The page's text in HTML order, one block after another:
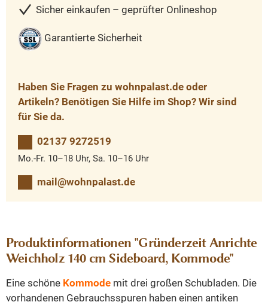
Sicher einkaufen – geprüfter Onlineshop
Garantierte Sicherheit
Haben Sie Fragen zu wohnpalast.de oder
Artikeln? Benötigen Sie Hilfe im Shop? Wir sind
für Sie da.
02137 9272519
Mo.-Fr. 10–18 Uhr, Sa. 10–16 Uhr
mail@wohnpalast.de
Produktinformationen "Gründerzeit Anrichte
Weichholz 140 cm Sideboard, Kommode"
Eine schöne Kommode mit drei großen Schubladen. Die
vorhandenen Gebrauchsspuren haben einen antiken